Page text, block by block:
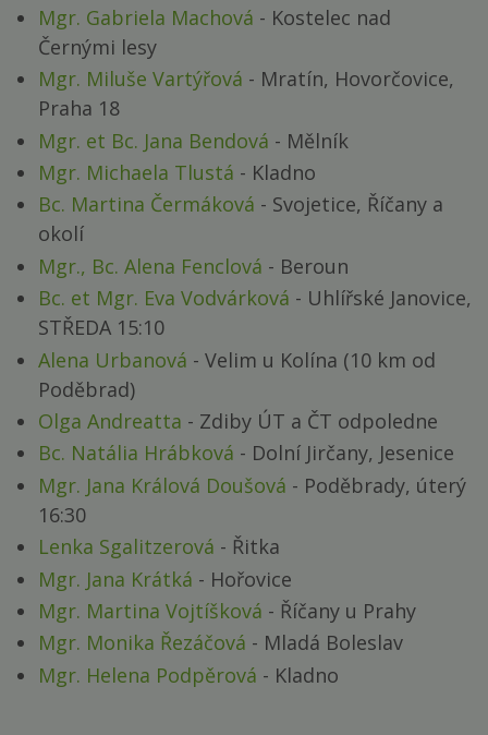
Mgr. Gabriela Machová - Kostelec nad
Černými lesy
Mgr. Miluše Vartýřová - Mratín, Hovorčovice,
Praha 18
Mgr. et Bc. Jana Bendová - Mělník
Mgr. Michaela Tlustá - Kladno
Bc. Martina Čermáková - Svojetice, Říčany a
okolí
Mgr., Bc. Alena Fenclová - Beroun
Bc. et Mgr. Eva Vodvárková - Uhlířské Janovice,
STŘEDA 15:10
Alena Urbanová - Velim u Kolína (10 km od
Poděbrad)
Olga Andreatta - Zdiby ÚT a ČT odpoledne
Bc. Natália Hrábková - Dolní Jirčany, Jesenice
Mgr. Jana Králová Doušová - Poděbrady, úterý
16:30
Lenka Sgalitzerová - Řitka
Mgr. Jana Krátká - Hořovice
Mgr. Martina Vojtíšková - Říčany u Prahy
Mgr. Monika Řezáčová - Mladá Boleslav
Mgr. Helena Podpěrová - Kladno